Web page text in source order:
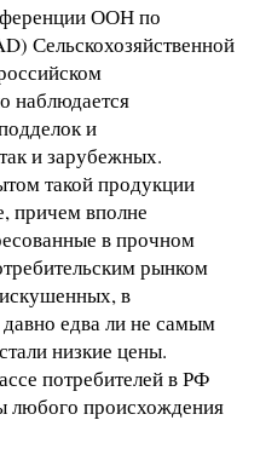
ООН по
Сельскохозяйственной
наблюдается
и
и зарубежных.
такой продукции
причем вполне
в прочном
рынком
в
едва ли не самым
низкие цены.
потребителей в РФ
любого происхождения